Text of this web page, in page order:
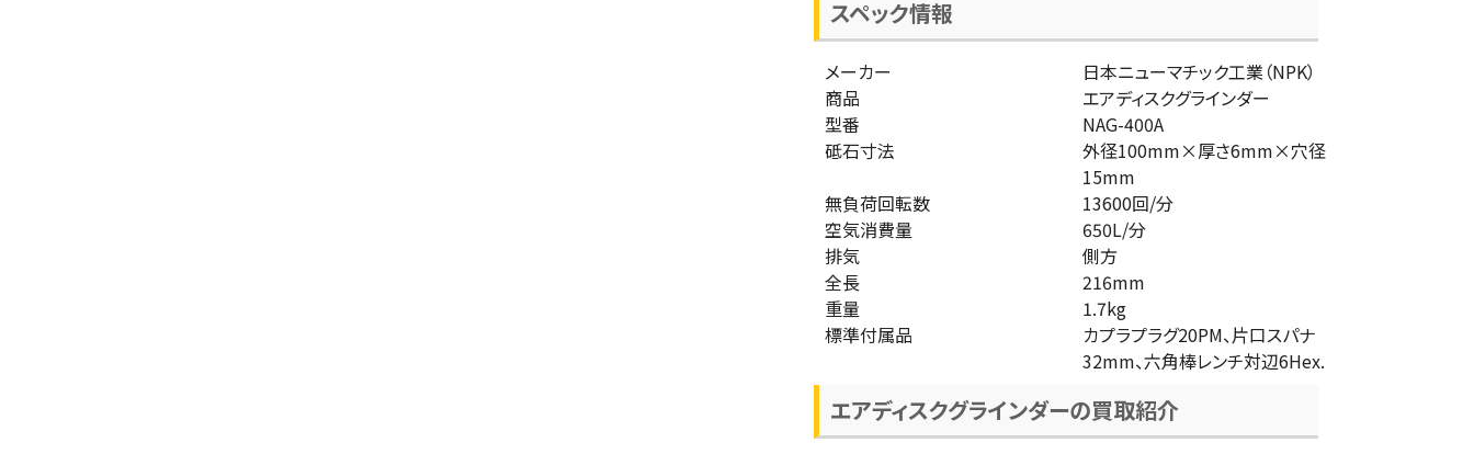
スペック情報
メーカー
日本ニューマチック工業（NPK）
商品
エアディスクグラインダー
型番
NAG-400A
砥石寸法
外径100mm×厚さ6mm×穴径
15mm
無負荷回転数
13600回/分
空気消費量
650L/分
排気
側方
全長
216mm
重量
1.7kg
標準付属品
カプラプラグ20PM、片口スパナ
32mm、六角棒レンチ対辺6Hex.
エアディスクグラインダーの買取紹介